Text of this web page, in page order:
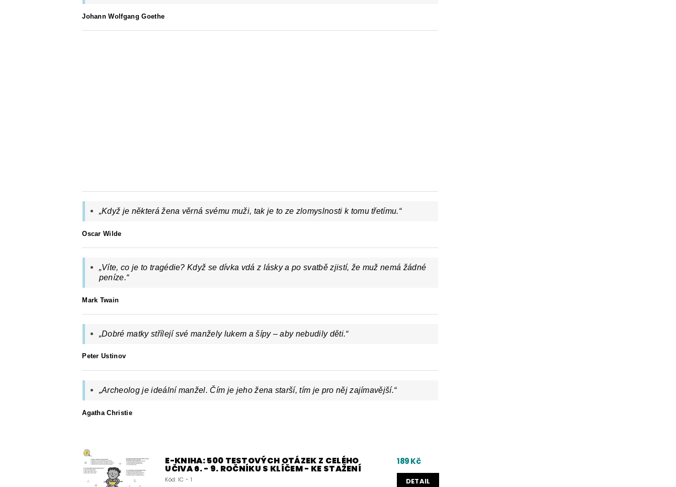
Johann Wolfgang Goethe
„Když je některá žena věrná svému muži, tak je to ze zlomyslnosti k tomu třetímu.“
Oscar Wilde
„Víte, co je to tragédie? Když se dívka vdá z lásky a po svatbě zjistí, že muž nemá žádné
peníze.“
Mark Twain
„Dobré matky střílejí své manžely lukem a šípy – aby nebudily děti.“
Peter Ustinov
„Archeolog je ideální manžel. Čím je jeho žena starší, tím je pro něj zajímavější.“
Agatha Christie
E-KNIHA: 500 TESTOVÝCH OTÁZEK Z CELÉHO
UČIVA 6. - 9. ROČNÍKU S KLÍČEM - KE STAŽENÍ
Kód: IC - 1
189 Kč
DETAIL